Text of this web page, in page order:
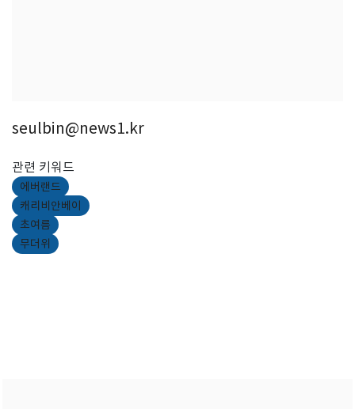
seulbin@news1.kr
관련 키워드
에버랜드
캐리비안베이
초여름
무더위